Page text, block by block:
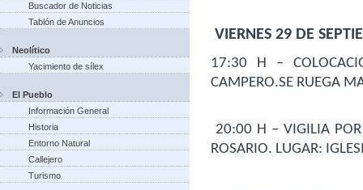
Buscador de Noticias
Tablón de Anuncios
Neolítico
Yacimiento de sílex
El Pueblo
Información General
Historia
Entorno Natural
Callejero
Turismo
VIERNES 29 DE
17:30 H –
CAMPERO.SE RUEGA
ROSARIO. LUGAR: